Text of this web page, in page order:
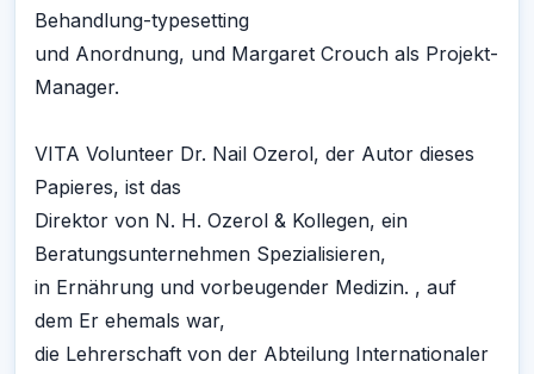
Behandlung-typesetting
und Anordnung, und Margaret Crouch als Projekt-
Manager.
VITA Volunteer Dr. Nail Ozerol, der Autor dieses
Papieres, ist das
Direktor von N. H. Ozerol & Kollegen, ein
Beratungsunternehmen Spezialisieren,
in Ernährung und vorbeugender Medizin. , auf
dem Er ehemals war,
die Lehrerschaft von der Abteilung Internationaler